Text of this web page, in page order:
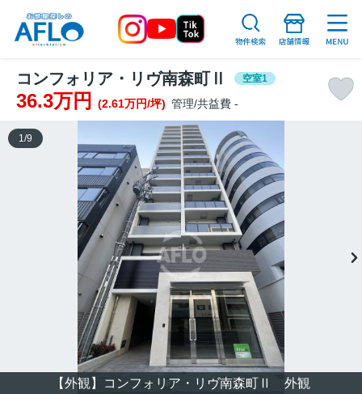
コンフォリア・リヴ南森町Ⅱ 空室1
36.3万円 (2.61万円/坪) 管理/共益費 -
【外観】コンフォリア・リヴ南森町Ⅱ 外観
1 /9